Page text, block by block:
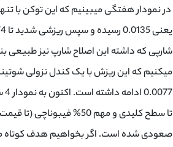
در نمودار هفتگی میبینیم که این توکن با
شارپی که داشته این اصلاح شارپ نیز طبیعی
میکنیم که این ریزش با یک کندل نزولی
صعودی شده است. اگر بخواهیم هدف